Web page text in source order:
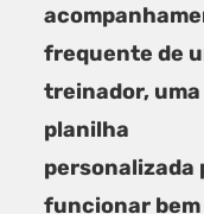
frequente de
treinador, uma
planilha
personalizada
funcionar bem